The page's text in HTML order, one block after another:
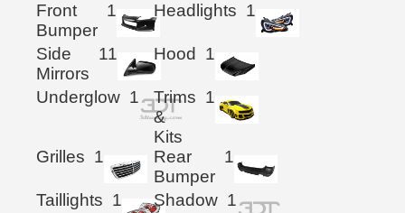
Front
Bumper
1 Headlights 1
Side
Mirrors
11 Hood 1
Underglow 1
Trims
&
Kits
1
Grilles 1
Rear
Bumper
1
Taillights 1 Shadow 1